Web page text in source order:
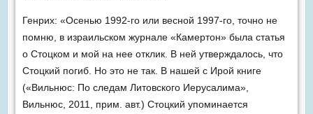
Генрих: «Осенью 1992-го или весной 1997-го, точно не
помню, в израильском журнале «Камертон» была статья
о Стоцком и мой на нее отклик. В ней утверждалось, что
Стоцкий погиб. Но это не так. В нашей с Ирой книге
(«Вильнюс: По следам Литовского Иерусалима»,
Вильнюс, 2011, прим. авт.) Стоцкий упоминается